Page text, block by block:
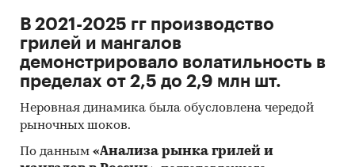
В 2021-2025 гг производство
грилей и мангалов
демонстрировало волатильность в
пределах от 2,5 до 2,9 млн шт.
Неровная динамика была обусловлена чередой
рыночных шоков.
По данным «Анализа рынка грилей и